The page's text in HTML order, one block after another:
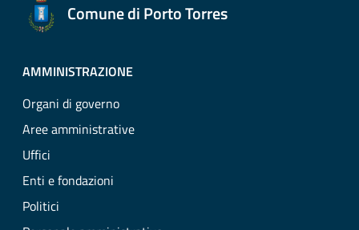
Comune di Porto Torres
AMMINISTRAZIONE
Organi di governo
Aree amministrative
Uffici
Enti e fondazioni
Politici